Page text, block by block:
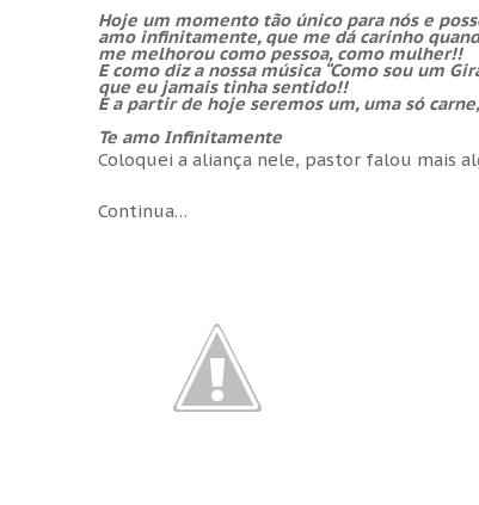
Hoje um momento tão único para nós e
amo infinitamente, que me dá carinho
me melhorou como pessoa, como mulher!!
E como diz a nossa música “Como sou um
que eu jamais tinha sentido!!
E a partir de hoje seremos um, uma só
Te amo Infinitamente
Coloquei a aliança nele, pastor falou mais
Continua…